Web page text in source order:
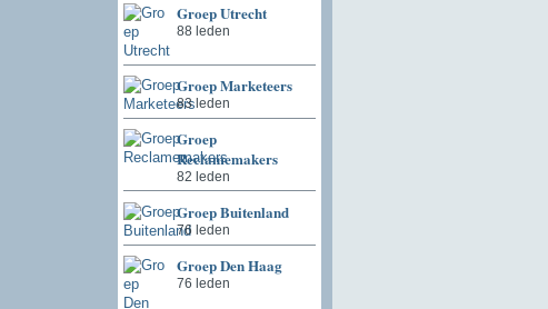
Groep Utrecht
88 leden
Groep Marketeers
83 leden
Groep
Reclamemakers
82 leden
Groep Buitenland
76 leden
Groep Den Haag
76 leden